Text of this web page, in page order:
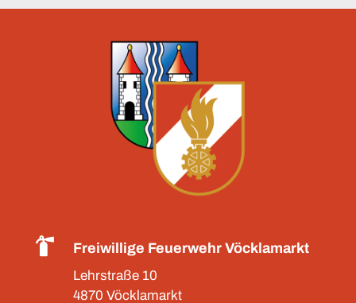
 Freiwillige Feuerwehr Vöcklamarkt
Lehrstraße 10
4870 Vöcklamarkt